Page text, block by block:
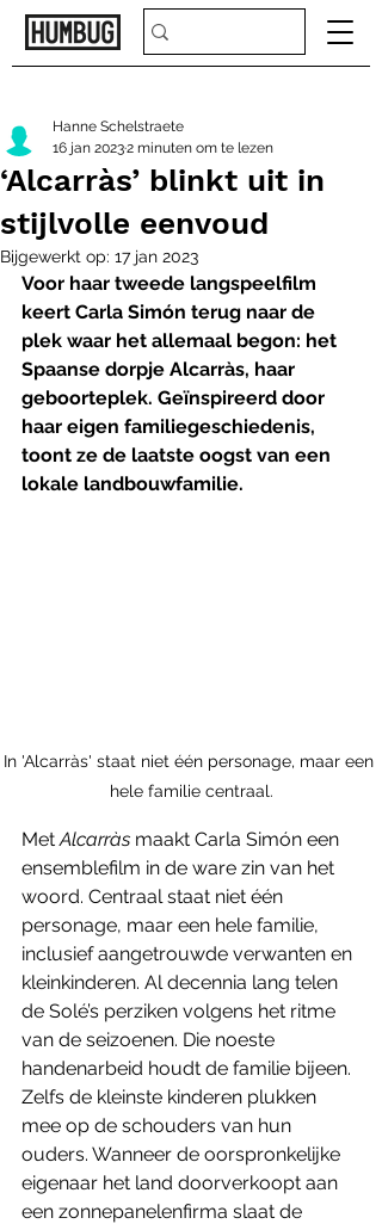
‘Alcarràs’ blinkt uit in
stijlvolle eenvoud
Hanne Schelstraete
16 jan 20232 minuten om te lezen
Bijgewerkt op: 17 jan 2023
Voor haar tweede langspeelfilm
keert Carla Simón terug naar de
plek waar het allemaal begon: het
Spaanse dorpje Alcarràs, haar
geboorteplek. Geïnspireerd door
haar eigen familiegeschiedenis,
toont ze de laatste oogst van een
lokale landbouwfamilie.
In 'Alcarràs' staat niet één personage, maar een
hele familie centraal.
Met Alcarràs maakt Carla Simón een
ensemblefilm in de ware zin van het
woord. Centraal staat niet één
personage, maar een hele familie,
inclusief aangetrouwde verwanten en
kleinkinderen. Al decennia lang telen
de Solé’s perziken volgens het ritme
van de seizoenen. Die noeste
handenarbeid houdt de familie bijeen.
Zelfs de kleinste kinderen plukken
mee op de schouders van hun
ouders. Wanneer de oorspronkelijke
eigenaar het land doorverkoopt aan
een zonnepanelenfirma slaat de